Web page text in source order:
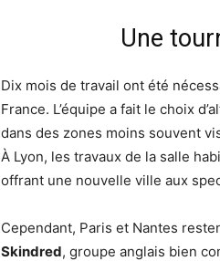
Une
Dix mois de travail ont été
France. L’équipe a fait le choix
dans des zones moins souvent
À Lyon, les travaux de la salle
offrant une nouvelle ville aux
Cependant, Paris et Nantes
Skindred, groupe anglais bien